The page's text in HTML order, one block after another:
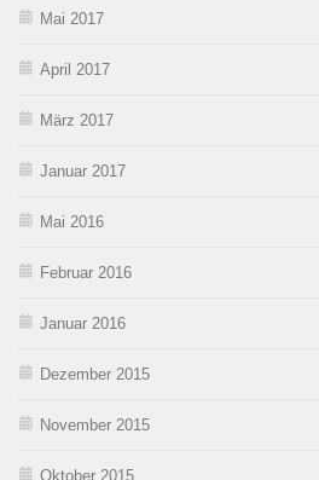
Mai 2017
April 2017
März 2017
Januar 2017
Mai 2016
Februar 2016
Januar 2016
Dezember 2015
November 2015
Oktober 2015